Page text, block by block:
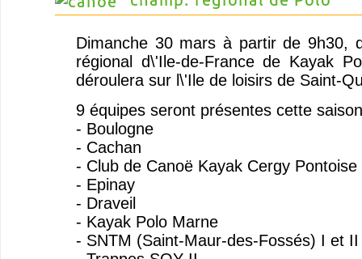
Dimanche 30 mars à partir de 9h30,
régional d\'Ile-de-France de Kayak
déroulera sur l\'Ile de loisirs de Saint-
9 équipes seront présentes cette
- Boulogne
- Cachan
- Club de Canoë Kayak Cergy Pontoise
- Epinay
- Draveil
- Kayak Polo Marne
- SNTM (Saint-Maur-des-Fossés) I et II